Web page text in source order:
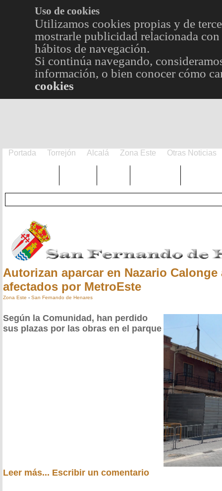
Uso de cookies
Utilizamos cookies propias y de
mostrarle publicidad relacionada
hábitos de navegación.
Si continúa navegando,
información, o bien conocer cómo
cookies
Portada Torrejón Alcalá Zona Este Otras Noticias
Autorizan aparcar en Nazario Calonge
afectados por MetroEste
Zona Este - San Fernando de Henares
Según la Comunidad, han perdido
sus plazas por las obras en el parque
Leer más... Escribir un comentario